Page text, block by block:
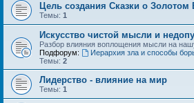
Цель создания Сказки о Золотом
Темы: 1
Искусство чистой мысли и
Разбор влияния воплощения мысли на
Подфорум:
Иерархия зла и способы
Темы: 2
Лидерство - влияние на мир
Темы: 1